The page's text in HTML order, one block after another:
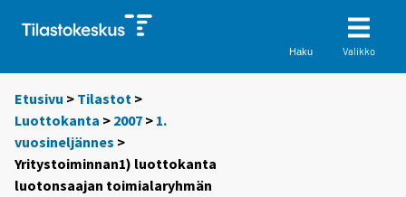
Haku Valikko
Etusivu > Tilastot >
Luottokanta > 2007 > 1.
vuosineljännes >
Yritystoiminnan1) luottokanta
luotonsaajan toimialaryhmän